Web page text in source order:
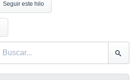
Seguir este hilo